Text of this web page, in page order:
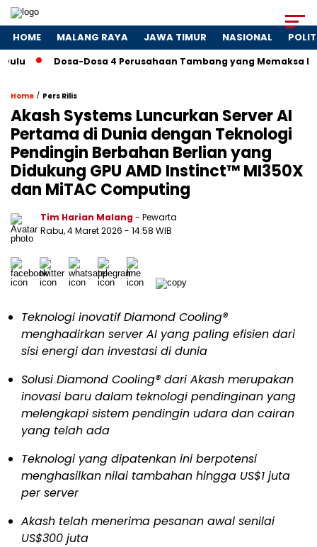
HOME MALANG RAYA JAWA TIMUR NASIONAL
Dosa-Dosa 4 Perusahaan Tambang yang Memaksa Presiden
Home / Pers Rilis
Akash Systems Luncurkan Server AI
Pertama di Dunia dengan Teknologi
Pendingin Berbahan Berlian yang
Didukung GPU AMD Instinct™ MI350X
dan MiTAC Computing
Tim Harian Malang- Pewarta
Rabu, 4 Maret 2026 - 14:58 WIB
Teknologi inovatif Diamond Cooling®
menghadirkan server AI yang paling efisien dari
sisi energi dan investasi di dunia
Solusi Diamond Cooling® dari Akash merupakan
inovasi baru dalam teknologi pendinginan yang
melengkapi sistem pendingin udara dan cairan
yang telah ada
Teknologi yang dipatenkan ini berpotensi
menghasilkan nilai tambahan hingga US$1 juta
per server
Akash telah menerima pesanan awal senilai
US$300 juta